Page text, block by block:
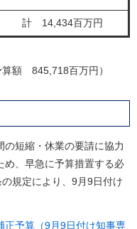
計 14,434百万円​
額 845,718百万円）
短縮・休業の要請に協力
め、早急に予算措置する必
規定により、9月9日付け
正予算（9月9日付け知事専